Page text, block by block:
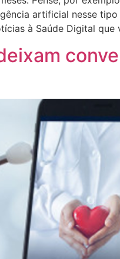
artificial nesse
à Saúde Digital